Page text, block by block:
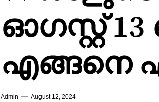
ഓഗസ്റ്റ്
എങ്ങനെ
Admin August 12, 2024